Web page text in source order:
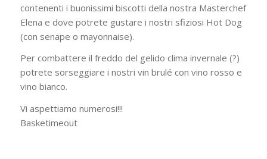
contenenti i buonissimi biscotti della nostra Masterchef
Elena e dove potrete gustare i nostri sfiziosi Hot Dog
(con senape o mayonnaise).
Per combattere il freddo del gelido clima invernale (?)
potrete sorseggiare i nostri vin brulé con vino rosso e
vino bianco.
Vi aspettiamo numerosi!!!
Basketimeout